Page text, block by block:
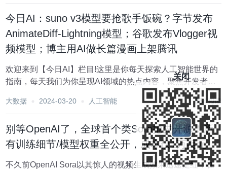
今日AI：suno v3模型要抢歌手饭碗？字节发布
AnimateDiff-Lightning模型；谷歌发布Vlogger视
频模型；博主用AI做长篇漫画上架腾讯
欢迎来到【今日AI】栏目!这里是你每天探索人工智能世界的
指南，每天我们为你呈现AI领域的热点内容，聚焦开发者，
助你洞悉技术趋势、了解创新AI产品应用。 新鲜AI产品点击
了解:https://top.aibase.com/ ???AI应用 歌手也要失业了?...
大数据 2024-03-20 人工智能 854阅读
别等OpenAI了，全球首个类Sora抢先开源！所
有训练细节/模型权重全公开，成本仅1万美元
不久前OpenAI Sora以其惊人的视频生成效果迅速走红，在
关闭